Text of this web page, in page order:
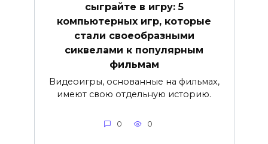
сыграйте в игру: 5
компьютерных игр, которые
стали своеобразными
сиквелами к популярным
фильмам
Видеоигры, основанные на фильмах,
имеют свою отдельную историю.
0 0